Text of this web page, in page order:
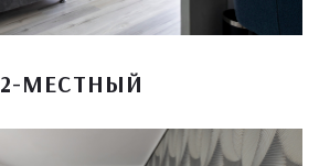
2-МЕСТНЫЙ